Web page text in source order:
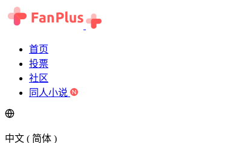
首页
投票
社区
同人小说
中文 ( 简体 )